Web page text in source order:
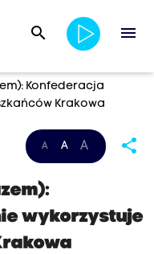
search menu
Konfederacja
Krakowa
A A A share
wykorzystuje